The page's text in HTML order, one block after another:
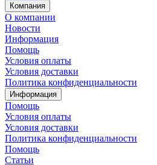
Компания
О компании
Новости
Информация
Помощь
Условия оплаты
Условия доставки
Политика конфиденциальности
Информация
Помощь
Условия оплаты
Условия доставки
Политика конфиденциальности
Помощь
Статьи